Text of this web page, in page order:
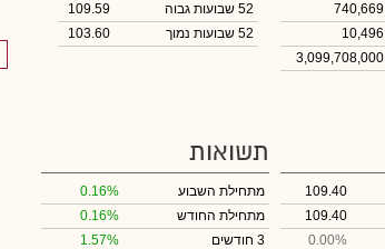
740,669
10,496
3,099,708,000
52 שבועות גבוה
109.59
52 שבועות נמוך
103.60
109.40
109.40
0.00%
תשואות
מתחילת השבוע
0.16%
מתחילת החודש
0.16%
3 חודשים
1.57%